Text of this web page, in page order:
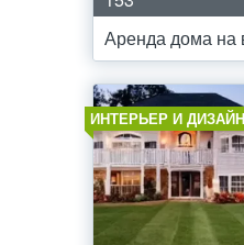
Аренда дома
ИНТЕРЬЕР И ДИЗАЙН